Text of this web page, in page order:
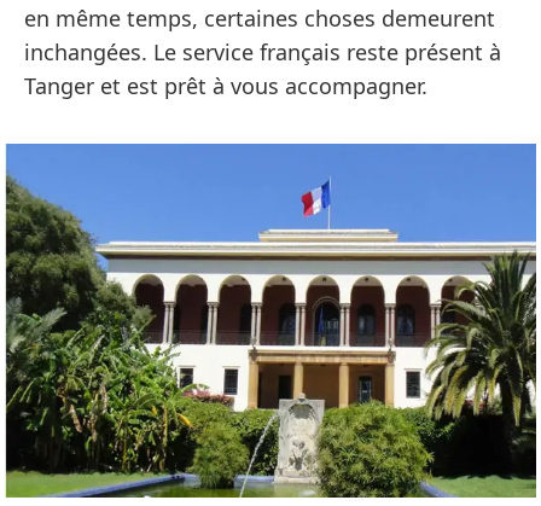
en même temps, certaines choses demeurent
inchangées. Le service français reste présent à
Tanger et est prêt à vous accompagner.